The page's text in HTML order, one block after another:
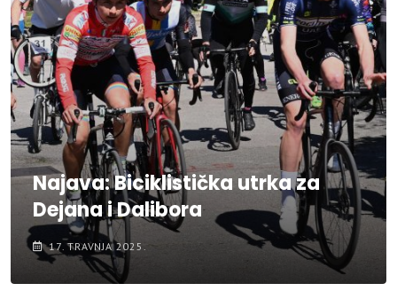
Najava: Biciklistička utrka za
Dejana i Dalibora
17. TRAVNJA 2025.